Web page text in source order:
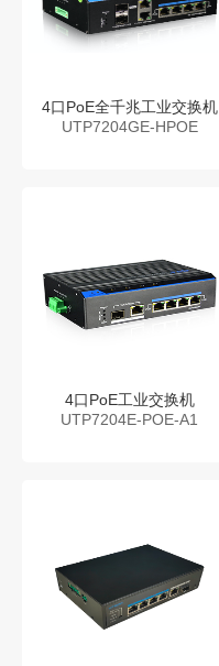
4口PoE全千兆工业交换机
UTP7204GE-HPOE
4口PoE工业交换机
UTP7204E-POE-A1